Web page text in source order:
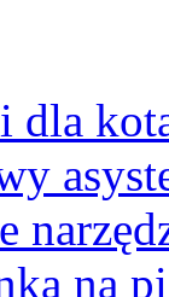
dla
na